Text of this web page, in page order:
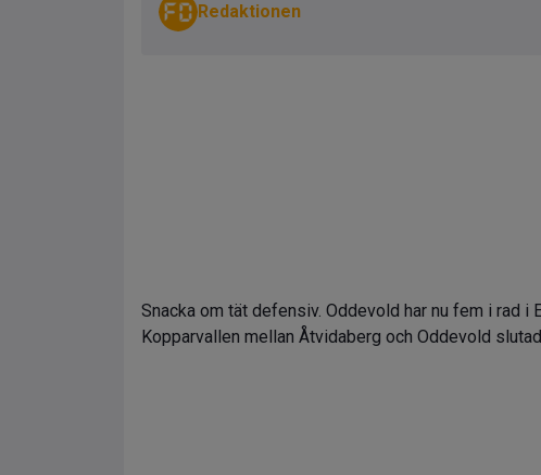
Redaktionen
Snacka om tät defensiv. Oddevold har nu fem i rad i
Kopparvallen mellan Åtvidaberg och Oddevold